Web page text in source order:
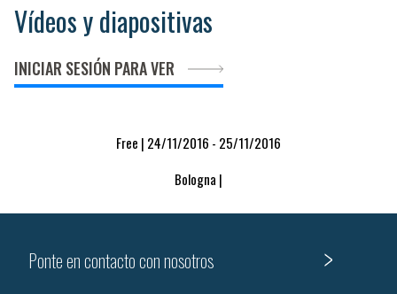
Vídeos y diapositivas
INICIAR SESIÓN PARA VER
Free | 24/11/2016 - 25/11/2016
Bologna |
Ponte en contacto con nosotros